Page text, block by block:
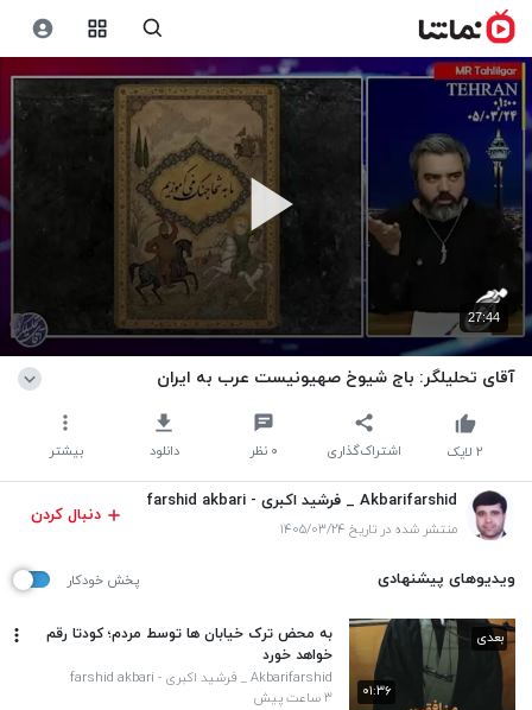
27:44
آقای تحلیلگر: باج شیوخ صهیونیست عرب به ایران
اشتراک‌گذاری ۰ نظر دانلود بیشتر ۲ لایک
Akbarifarshid _ فرشید اکبری - farshid akbari
منتشر شده در تاریخ ۱۴۰۵/۰۳/۲۴
دنبال کردن
ویدیوهای پیشنهادی پخش خودکار
۰۱:۳۶
بعدی
به محض ترک خیابان ها توسط مردم؛ کودتا رقم
خواهد خورد
Akbarifarshid _ فرشید اکبری - farshid akbari
۳ ساعت پیش